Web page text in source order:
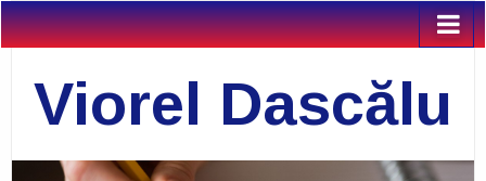
Viorel Dascălu